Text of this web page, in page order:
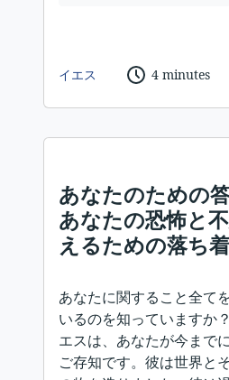
イエス 4 minutes
あなたのための
あなたの恐怖と
えるための落ち
あなたに関すること全て
いるのを知っていますか
エスは、あなたが今まで
ご存知です。彼は世界と